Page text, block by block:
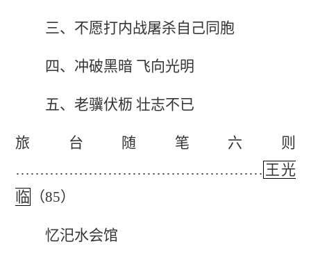
三、不愿打内战屠杀自己同胞
四、冲破黑暗 飞向光明
五、老骥伏枥 壮志不已
旅台随笔六则
…………………………………………… 王光
临 （85）
忆汜水会馆